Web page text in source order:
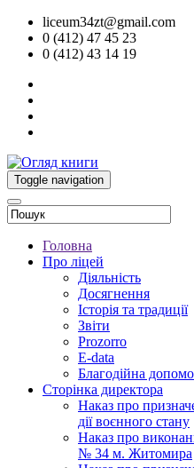
liceum34zt@gmail.com
0 (412) 47 45 23
0 (412) 43 14 19
Toggle navigation
Головна
Про ліцей
Діяльність
Досягнення
Історія та традиції
Звіти
Prozorro
E-data
Благодійна
Сторінка директора
Наказ про
дії воєнного стану
Наказ про
№ 34 м. Житомира